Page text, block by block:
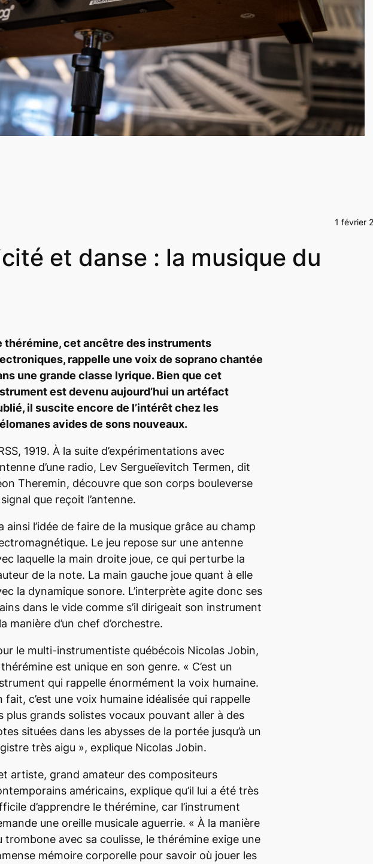
1 février
et danse : la musique du
thérémine, cet ancêtre des instruments
rappelle une voix de soprano chantée
une grande classe lyrique. Bien que cet
est devenu aujourd’hui un artéfact
il suscite encore de l’intérêt chez les
avides de sons nouveaux.
1919. À la suite d’expérimentations avec
d’une radio, Lev Sergueïevitch Termen, dit
Theremin, découvre que son corps bouleverse
que reçoit l’antenne.
ainsi l’idée de faire de la musique grâce au champ
Le jeu repose sur une antenne
laquelle la main droite joue, ce qui perturbe la
de la note. La main gauche joue quant à elle
la dynamique sonore. L’interprète agite donc ses
dans le vide comme s’il dirigeait son instrument
manière d’un chef d’orchestre.
le multi-instrumentiste québécois Nicolas Jobin,
thérémine est unique en son genre. « C’est un
qui rappelle énormément la voix humaine.
fait, c’est une voix humaine idéalisée qui rappelle
plus grands solistes vocaux pouvant aller à des
situées dans les abysses de la portée jusqu’à un
très aigu », explique Nicolas Jobin.
artiste, grand amateur des compositeurs
américains, explique qu’il lui a été très
d’apprendre le thérémine, car l’instrument
une oreille musicale aguerrie. « À la manière
trombone avec sa coulisse, le thérémine exige une
mémoire corporelle pour savoir où jouer les